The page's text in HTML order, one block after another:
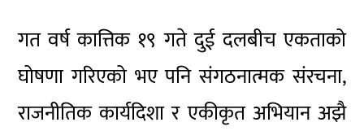
गत वर्ष कात्तिक १९ गते दुई दलबीच एकताको
घोषणा गरिएको भए पनि संगठनात्मक संरचना,
राजनीतिक कार्यदिशा र एकीकृत अभियान अझै